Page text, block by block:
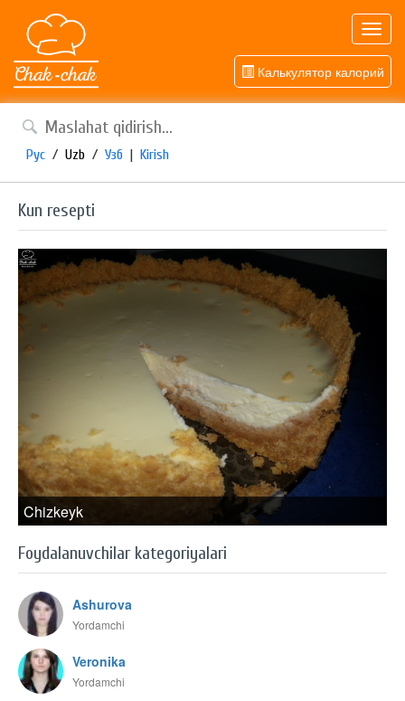
Калькулятор калорий
Рус / Uzb / Узб | Kirish
Kun resepti
Chizkeyk
Foydalanuvchilar kategoriyalari
Ashurova
Yordamchi
Veronika
Yordamchi